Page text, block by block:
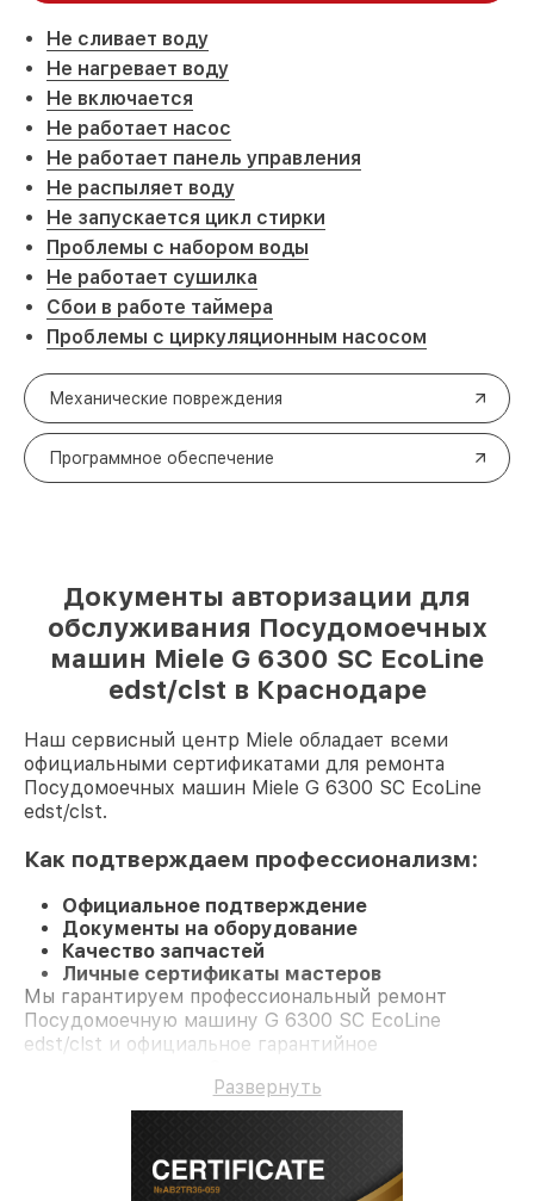
Не сливает воду
Не нагревает воду
Не включается
Не работает насос
Не работает панель управления
Не распыляет воду
Не запускается цикл стирки
Проблемы с набором воды
Не работает сушилка
Сбои в работе таймера
Проблемы с циркуляционным насосом
Механические повреждения
Программное обеспечение
Документы авторизации для
обслуживания Посудомоечных
машин Miele G 6300 SC EcoLine
edst/clst в Краснодаре
Наш сервисный центр Miele обладает всеми
официальными сертификатами для ремонта
Посудомоечных машин Miele G 6300 SC EcoLine
edst/clst.
Как подтверждаем профессионализм:
Официальное подтверждение
Документы на оборудование
Качество запчастей
Личные сертификаты мастеров
Мы гарантируем профессиональный ремонт
Посудомоечную машину G 6300 SC EcoLine
edst/clst и официальное гарантийное
Развернуть